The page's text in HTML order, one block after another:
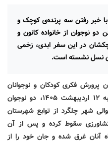
خبر رفتن سه پرنده‌ی کوچک و
دو نوجوان از خانواده کانون و
در این سفر ابدی، زخمی
نسل نشسته است.
پرورش فکری کودکان و نوجوانان
استان چهارمحال و بختیاری، روز شنبه ۱۲ اردیبهشت ۱۴۰۵، دو نوجوان
شهر چلگرد از توابع شهرستان
سقوط کرده و پس از آن
آنان غرق شده و جان خود را از